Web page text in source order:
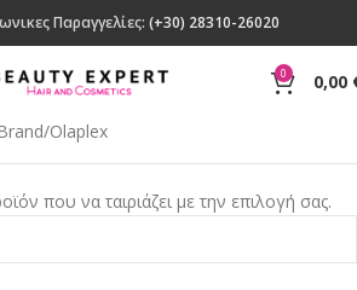
Παραγγελίες: (+30) 28310-26020
0 0,00
Olaplex
που να ταιριάζει με την επιλογή σας.